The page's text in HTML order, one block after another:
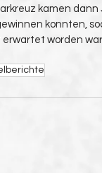
kamen
konnten,
worden